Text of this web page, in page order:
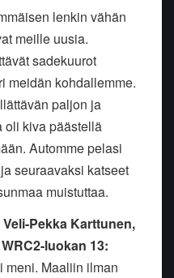
lenkin vähän
meille uusia.
sadekuurot
meidän kohdallemme.
paljon ja
oli kiva päästellä
Automme pelasi
seuraavaksi katseet
muistuttaa.
Pekka Karttunen,
luokan 13:
meni. Maaliin ilman